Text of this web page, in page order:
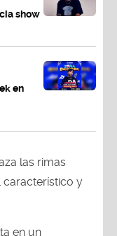
show
en
las rimas
característico y
en un